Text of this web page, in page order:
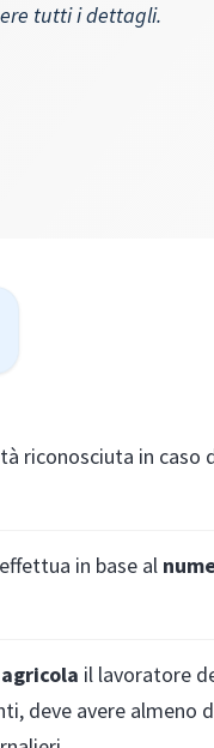
tutti i dettagli.
riconosciuta in
in base al
il lavoratore
deve avere almeno